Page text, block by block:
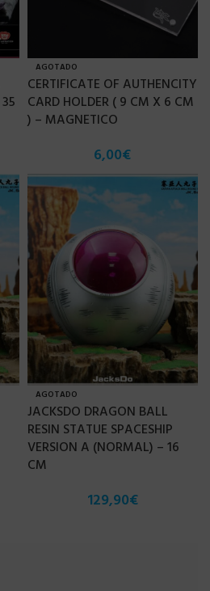
AGOTADO
CERTIFICATE OF AUTHENCITY
CARD HOLDER ( 9 CM X 6 CM
) – MAGNETICO
6,00€
AGOTADO
JACKSDO DRAGON BALL
RESIN STATUE SPACESHIP
VERSION A (NORMAL) – 16
CM
129,90€